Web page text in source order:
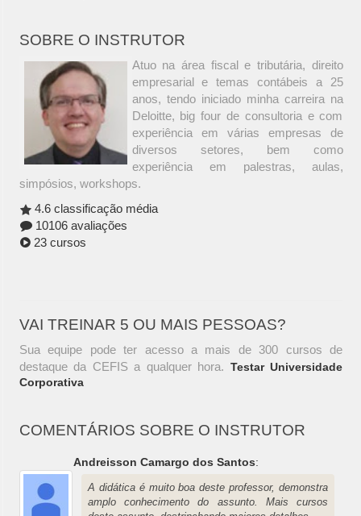
SOBRE O INSTRUTOR
Atuo na área fiscal e tributária, direito
empresarial e temas contábeis a 25
anos, tendo iniciado minha carreira na
Deloitte, big four de consultoria e com
experiência em várias empresas de
diversos setores, bem como
experiência em palestras, aulas,
simpósios, workshops.
4.6 classificação média
10106 avaliações
23 cursos
VAI TREINAR 5 OU MAIS PESSOAS?
Sua equipe pode ter acesso a mais de 300 cursos de
destaque da CEFIS a qualquer hora. Testar Universidade
Corporativa
COMENTÁRIOS SOBRE O INSTRUTOR
Andreisson Camargo dos Santos:
A didática é muito boa deste professor, demonstra
amplo conhecimento do assunto. Mais cursos